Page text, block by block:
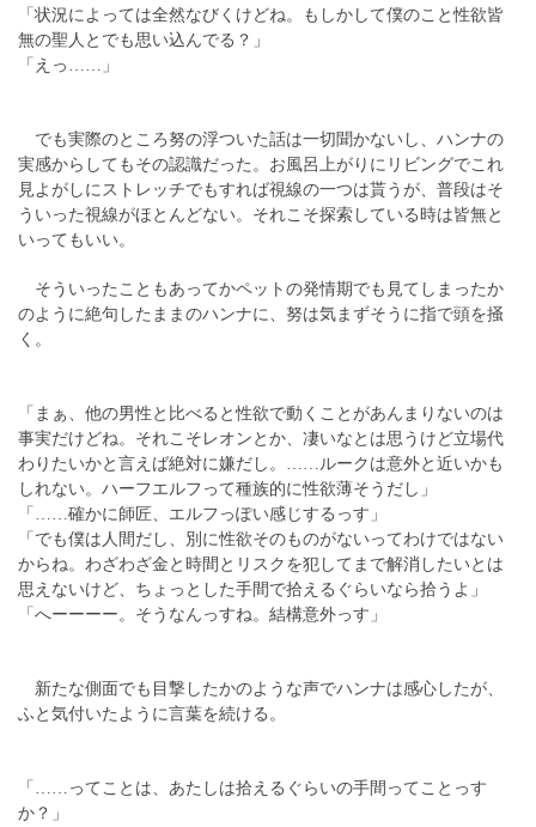
「状況によっては全然なびくけどね。もしかして僕のこと性欲皆
無の聖人とでも思い込んでる？」
「えっ……」
でも実際のところ努の浮ついた話は一切聞かないし、ハンナの
実感からしてもその認識だった。お風呂上がりにリビングでこれ
見よがしにストレッチでもすれば視線の一つは貰うが、普段はそ
ういった視線がほとんどない。それこそ探索している時は皆無と
いってもいい。
そういったこともあってかペットの発情期でも見てしまったか
のように絶句したままのハンナに、努は気まずそうに指で頭を掻
く。
「まぁ、他の男性と比べると性欲で動くことがあんまりないのは
事実だけどね。それこそレオンとか、凄いなとは思うけど立場代
わりたいかと言えば絶対に嫌だし。……ルークは意外と近いかも
しれない。ハーフエルフって種族的に性欲薄そうだし」
「……確かに師匠、エルフっぽい感じするっす」
「でも僕は人間だし、別に性欲そのものがないってわけではない
からね。わざわざ金と時間とリスクを犯してまで解消したいとは
思えないけど、ちょっとした手間で拾えるぐらいなら拾うよ」
「へーーーー。そうなんっすね。結構意外っす」
新たな側面でも目撃したかのような声でハンナは感心したが、
ふと気付いたように言葉を続ける。
「……ってことは、あたしは拾えるぐらいの手間ってことっす
か？」